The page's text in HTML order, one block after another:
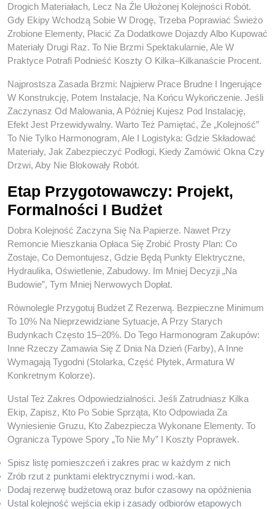
Drogich Materiałach, Lecz Na Źle Ułożonej Kolejności Robót.
Gdy Ekipy Wchodzą Sobie W Drogę, Trzeba Poprawiać Świeżo
Zrobione Elementy, Płacić Za Dodatkowe Dojazdy Albo Kupować
Materiały Drugi Raz. To Nie Brzmi Spektakularnie, Ale W
Praktyce Potrafi Podnieść Koszty O Kilka–Kilkanaście Procent.
Najprostsza Zasada Brzmi: Najpierw Prace Brudne I Ingerujące
W Konstrukcję, Potem Instalacje, Na Końcu Wykończenie. Jeśli
Zaczynasz Od Malowania, A Później Kujesz Pod Instalację,
Efekt Jest Przewidywalny. Warto Też Pamiętać, Że „kolejność”
To Nie Tylko Harmonogram, Ale I Logistyka: Gdzie Składować
Materiały, Jak Zabezpieczyć Podłogi, Kiedy Zamówić Okna Czy
Drzwi, Aby Nie Blokowały Robót.
Etap Przygotowawczy: Projekt,
Formalności I Budżet
Dobra Kolejność Zaczyna Się Na Papierze. Nawet Przy
Remoncie Mieszkania Opłaca Się Zrobić Prosty Plan: Co
Zostaje, Co Demontujesz, Gdzie Będą Punkty Elektryczne,
Hydraulika, Oświetlenie, Zabudowy. Im Mniej Decyzji „na
Budowie”, Tym Mniej Nerwowych Dopłat.
Równolegle Przygotuj Budżet Z Rezerwą. Bezpieczne Minimum
To 10% Na Nieprzewidziane Sytuacje, A Przy Starych
Budynkach Często 15–20%. Do Tego Harmonogram Zakupów:
Inne Rzeczy Zamawia Się Z Dnia Na Dzień (farby), A Inne
Wymagają Tygodni (stolarka, Część Płytek, Armatura W
Konkretnym Kolorze).
Ustal Też Zakres Odpowiedzialności. Jeśli Zatrudniasz Kilka
Ekip, Zapisz, Kto Po Sobie Sprząta, Kto Odpowiada Za
Wyniesienie Gruzu, Kto Zabezpiecza Wykonane Elementy. To
Ogranicza Typowe Spory „to Nie My” I Koszty Poprawek.
Spisz listę pomieszczeń i zakres prac w każdym z nich
Zrób rzut z punktami elektrycznymi i wod.-kan.
Dodaj rezerwę budżetową oraz bufor czasowy na opóźnienia
Ustal kolejność wejścia ekip i zasady odbiorów etapowych